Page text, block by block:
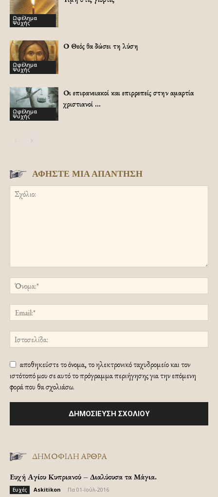
Ωφέλημα
Ψυχής
Ωφέλημα
Ψυχής
Ο Θεός θα δώσει τη λύση
Ωφέλημα
Ψυχής
Οι επιφανειακοί και επιρρεπείς στην αμαρτία
χριστιανοί …
ΑΦΗΣΤΕ ΜΙΑ ΑΠΑΝΤΗΣΗ
αποθηκεύστε το όνομα, το ηλεκτρονικό ταχυδρομείο και τον
ιστότοπό μου σε αυτό το πρόγραμμα περιήγησης για την επόμενη
φορά που θα σχολιάσω.
ΔΗΜΟΦΙΛΗ ΑΡΘΡΑ
Ευχή Αγίου Κυπριανού – Διαλύουσα τα Μάγια.
Ευχές Askitikon Πα 01-Ιούλ-2016